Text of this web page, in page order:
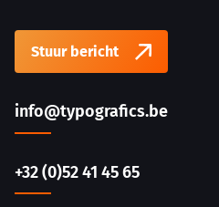
Stuur bericht
info@typografics.be
+32 (0)52 41 45 65